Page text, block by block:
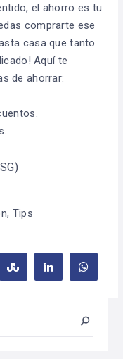
el ahorro es tu
comprarte ese
casa que tanto
Aquí te
de ahorrar:
, Tips